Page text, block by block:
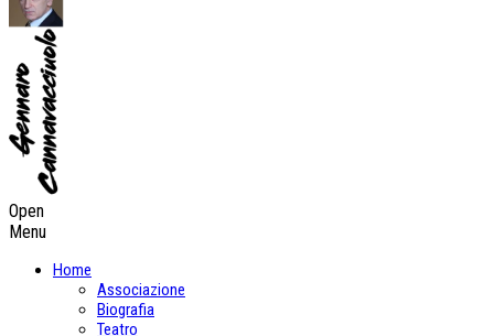
Open
Menu
Home
Associazione
Biografia
Teatro